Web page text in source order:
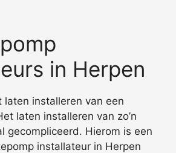
in Herpen
laten installeren van een
laten installeren van zo’n
gecompliceerd. Hierom is een
installateur in Herpen